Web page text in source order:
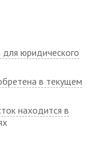
для юридического
в текущем
находится в